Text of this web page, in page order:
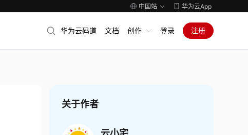
中国站 华为云App
华为云码道 文档 创作 登录 注册
关于作者